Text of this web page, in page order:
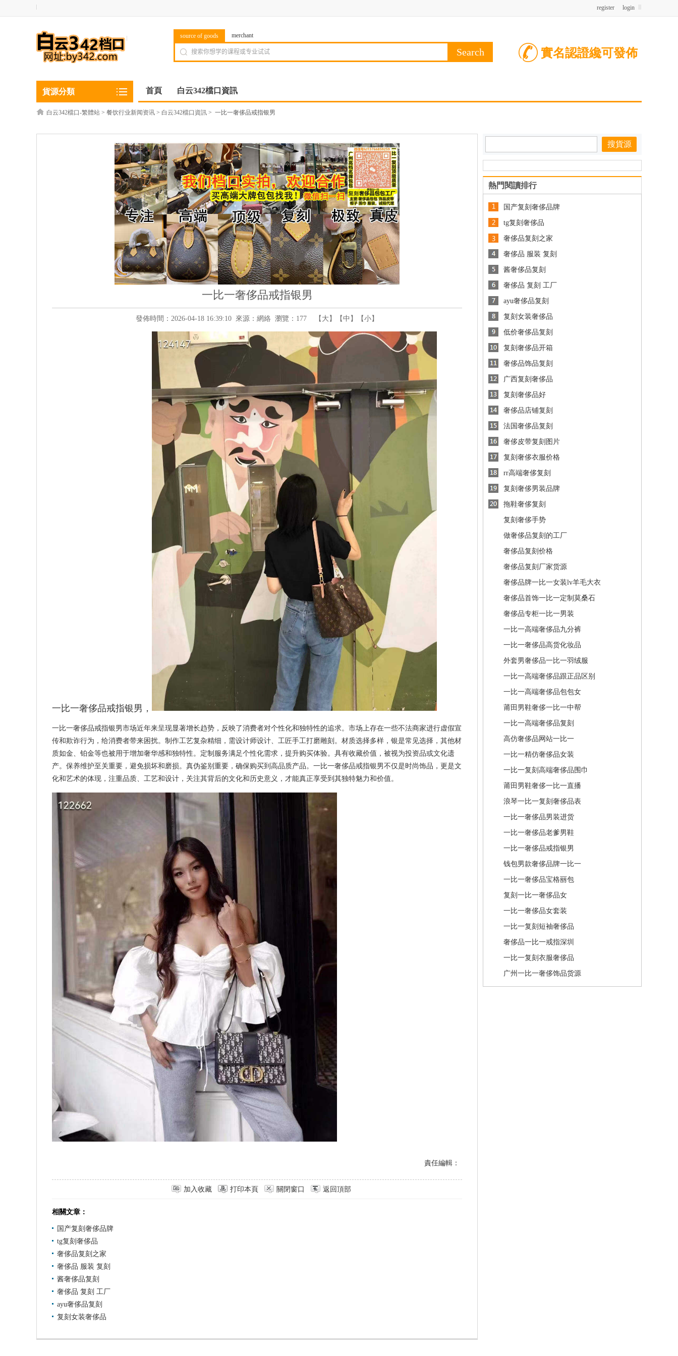
login
register
實名認證纔可發佈
source of goods merchant
貨源分類 首頁 白云342檔口資訊
白云342檔口-繁體站 > 餐饮行业新闻资讯 > 白云342檔口資訊 > 一比一奢侈品戒指银男
一比一奢侈品戒指银男
發佈時間：2026-04-18 16:39:10 來源：網絡 瀏覽： 177 【 大 】【中 】【小】
一比一奢侈品戒指银男 ，
一比一奢侈品戒指银男市场近年来呈现显著增长趋势，反映了消费者对个性化和独特性的追求。市场上存在一些不法商家进行虚假宣
传和欺诈行为，给消费者带来困扰。制作工艺复杂精细，需设计师设计、工匠手工打磨雕刻。材质选择多样，银是常见选择，其他材
质如金、铂金等也被用于增加奢华感和独特性。定制服务满足个性化需求，提升购买体验。具有收藏价值，被视为投资品或文化遗
产。保养维护至关重要，避免损坏和磨损。真伪鉴别重要，确保购买到高品质产品。一比一奢侈品戒指银男不仅是时尚饰品，更是文
化和艺术的体现，注重品质、工艺和设计，关注其背后的文化和历史意义，才能真正享受到其独特魅力和价值。
責任編輯：
加入收藏 打印本頁 關閉窗口 返回頂部
相關文章：
国产复刻奢侈品牌
tg复刻奢侈品
奢侈品复刻之家
奢侈品 服装 复刻
酱奢侈品复刻
奢侈品 复刻 工厂
ayu奢侈品复刻
复刻女装奢侈品
熱門閱讀排行
国产复刻奢侈品牌
tg复刻奢侈品
奢侈品复刻之家
奢侈品 服装 复刻
酱奢侈品复刻
奢侈品 复刻 工厂
ayu奢侈品复刻
复刻女装奢侈品
低价奢侈品复刻
复刻奢侈品开箱
奢侈品饰品复刻
广西复刻奢侈品
复刻奢侈品好
奢侈品店铺复刻
法国奢侈品复刻
奢侈皮带复刻图片
复刻奢侈衣服价格
rr高端奢侈复刻
复刻奢侈男装品牌
拖鞋奢侈复刻
复刻奢侈手势
做奢侈品复刻的工厂
奢侈品复刻价格
奢侈品复刻厂家货源
奢侈品牌一比一女装lv羊毛大衣
奢侈品首饰一比一定制莫桑石
奢侈品专柜一比一男装
一比一高端奢侈品九分裤
一比一奢侈品高货化妆品
外套男奢侈品一比一羽绒服
一比一高端奢侈品跟正品区别
一比一高端奢侈品包包女
莆田男鞋奢侈一比一中帮
一比一高端奢侈品复刻
高仿奢侈品网站一比一
一比一精仿奢侈品女装
一比一复刻高端奢侈品围巾
莆田男鞋奢侈一比一直播
浪琴一比一复刻奢侈品表
一比一奢侈品男装进货
一比一奢侈品老爹男鞋
一比一奢侈品戒指银男
钱包男款奢侈品牌一比一
一比一奢侈品宝格丽包
复刻一比一奢侈品女
一比一奢侈品女套装
一比一复刻短袖奢侈品
奢侈品一比一戒指深圳
一比一复刻衣服奢侈品
广州一比一奢侈饰品货源